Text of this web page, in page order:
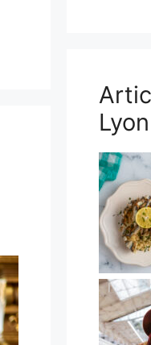
Lyon